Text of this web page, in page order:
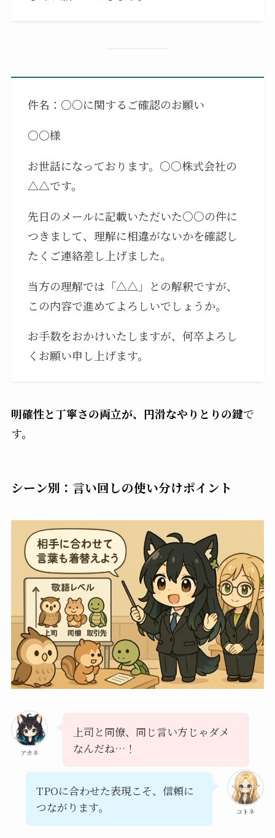
件名：○○に関するご確認のお願い
○○様
お世話になっております。○○株式会社の
△△です。
先日のメールに記載いただいた○○の件に
つきまして、理解に相違がないかを確認し
たくご連絡差し上げました。
当方の理解では「△△」との解釈ですが、
この内容で進めてよろしいでしょうか。
お手数をおかけいたしますが、何卒よろし
くお願い申し上げます。
明確性と丁寧さの両立が、円滑なやりとりの鍵で
す。
シーン別：言い回しの使い分けポイント
アカネ
上司と同僚、同じ言い方じゃダメ
なんだね…！
コトネ
TPOに合わせた表現こそ、信頼に
つながります。